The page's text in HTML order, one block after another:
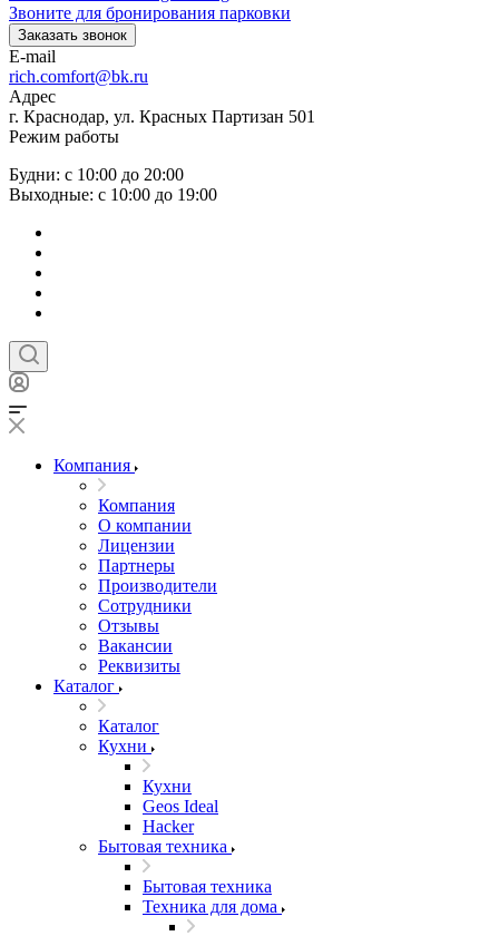
Звоните для бронирования парковки
Заказать звонок
E-mail
rich.comfort@bk.ru
Адрес
г. Краснодар, ул. Красных Партизан 501
Режим работы
Будни: с 10:00 до 20:00
Выходные: с 10:00 до 19:00
Компания
Компания
О компании
Лицензии
Партнеры
Производители
Сотрудники
Отзывы
Вакансии
Реквизиты
Каталог
Каталог
Кухни
Кухни
Geos Ideal
Hacker
Бытовая техника
Бытовая техника
Техника для дома